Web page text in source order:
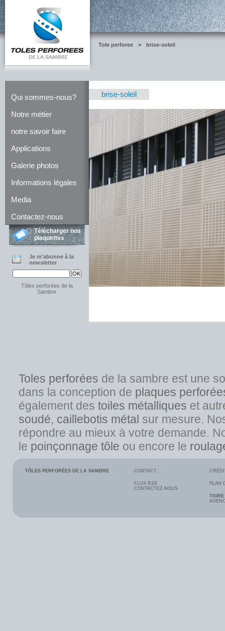
Tole perforee > brise-soleil
Qui sommes-nous?
Notre métier
notre savoir faire
Applications
Galerie photos
Informations légales
Media
Contactez-nous
Télécharger nos
plaquettes
Je m'abonne à la
newsletter
Tôles perforées de la
Sambre
brise-soleil
Toles perforées de la sambre est une
dans la conception de plaques
également destoiles métalliques et
soudé, caillebotis métal sur mesure.
répondre au mieux à votre demande.
le poinçonnage tôle ou encore le
TÔLES PERFORÉES DE LA SAMBRE CONTACT :
FLUX RSS
CONTACTEZ-NOUS
PLAN